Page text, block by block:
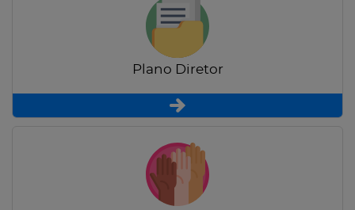
Plano Diretor